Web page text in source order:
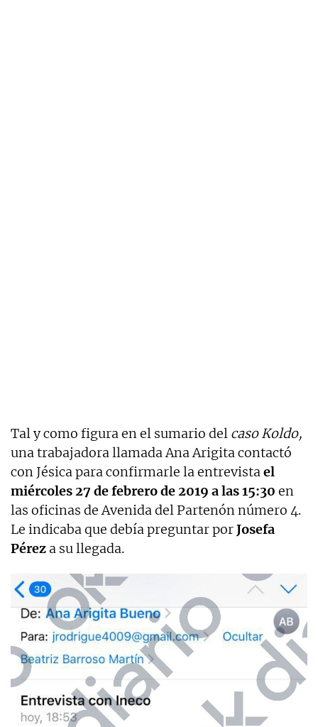
Tal y como figura en el sumario del caso Koldo,
una trabajadora llamada Ana Arigita contactó
con Jésica para confirmarle la entrevistael
miércoles 27 de febrero de 2019 a las 15:30 en
las oficinas de Avenida del Partenón número 4.
Le indicaba que debía preguntar porJosefa
Pérez a su llegada.